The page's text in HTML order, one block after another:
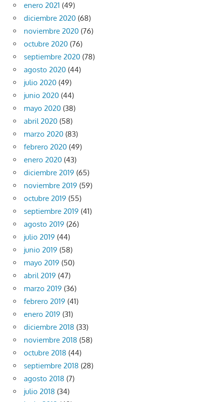
enero 2021 (49)
diciembre 2020 (68)
noviembre 2020 (76)
octubre 2020 (76)
septiembre 2020 (78)
agosto 2020 (44)
julio 2020 (49)
junio 2020 (44)
mayo 2020 (38)
abril 2020 (58)
marzo 2020 (83)
febrero 2020 (49)
enero 2020 (43)
diciembre 2019 (65)
noviembre 2019 (59)
octubre 2019 (55)
septiembre 2019 (41)
agosto 2019 (26)
julio 2019 (44)
junio 2019 (58)
mayo 2019 (50)
abril 2019 (47)
marzo 2019 (36)
febrero 2019 (41)
enero 2019 (31)
diciembre 2018 (33)
noviembre 2018 (58)
octubre 2018 (44)
septiembre 2018 (28)
agosto 2018 (7)
julio 2018 (34)